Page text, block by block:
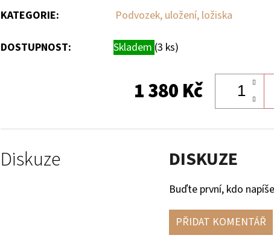
KATEGORIE: Podvozek, uložení, ložiska
DOSTUPNOST: Skladem (3 ks)
1 380 Kč
Diskuze DISKUZE
Buďte první, kdo
PŘIDAT KOMENTÁŘ